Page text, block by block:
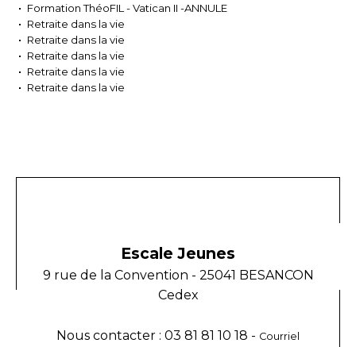
Formation ThéoFIL - Vatican II -ANNULE
Retraite dans la vie
Retraite dans la vie
Retraite dans la vie
Retraite dans la vie
Retraite dans la vie
Escale Jeunes
9 rue de la Convention - 25041 BESANCON
Cedex
Nous contacter : 03 81 81 10 18 - Courriel